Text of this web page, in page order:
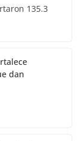
135.3
dan